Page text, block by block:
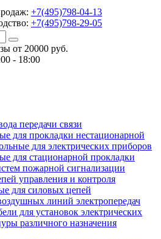
+7(495)798-04-13
+7(495)798-29-05
от 20000 руб.
- 18:00
передачи связи
для прокладки нестационарной
для электрических приборов
для стационарной прокладки
пожарной сигнализации
управления и контроля
для силовых цепей
линий электропередач
для установок электрических
различного назначения